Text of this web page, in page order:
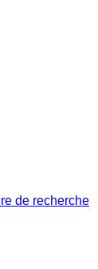
de recherche